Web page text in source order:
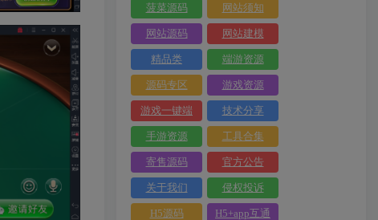
菠菜源码 网站须知
网站源码 网站建模
精品类 端游资源
源码专区 游戏资源
游戏一键端 技术分享
手游资源 工具合集
寄售源码 官方公告
关于我们 侵权投诉
H5源码 H5+app互通